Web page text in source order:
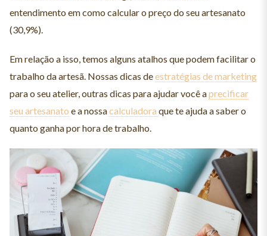
entendimento em como calcular o preço do seu artesanato
(30,9%).
Em relação a isso, temos alguns atalhos que podem facilitar o
trabalho da artesã. Nossas dicas deestratégias de marketing
para o seu atelier, outras dicas para ajudar você aprecificar
seu artesanato e a nossacalculadora que te ajuda a saber o
quanto ganha por hora de trabalho.